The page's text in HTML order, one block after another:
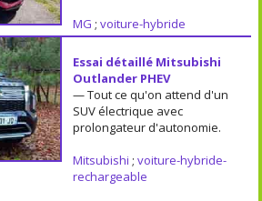
MG ; voiture-hybride
Essai détaillé Mitsubishi
Outlander PHEV
— Tout ce qu'on attend d'un
SUV électrique avec
prolongateur d'autonomie.
Mitsubishi ; voiture-hybride-
rechargeable